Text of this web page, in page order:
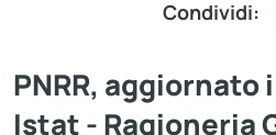
Condividi:
PNRR,
Istat - Ragioneria